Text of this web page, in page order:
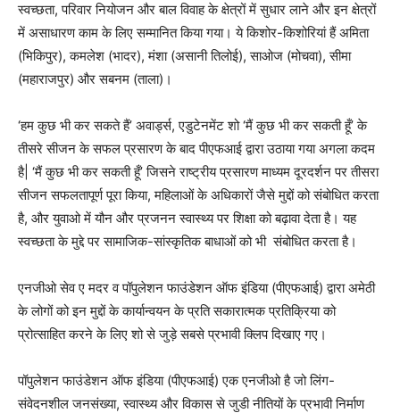
स्वच्छता, परिवार नियोजन और बाल विवाह के क्षेत्रों में सुधार लाने और इन क्षेत्रों
में असाधारण काम के लिए सम्मानित किया गया। ये किशोर-किशोरियां हैं अमिता
(भिकिपुर), कमलेश (भादर), मंशा (असानी तिलोई), साओज (मोचवा), सीमा
(महाराजपुर) और सबनम (ताला)।
‘हम कुछ भी कर सकते हैं’ अवार्ड्स, एडुटेनमेंट शो ‘मैं कुछ भी कर सकती हूँ’ के
तीसरे सीजन के सफल प्रसारण के बाद पीएफआई द्वारा उठाया गया अगला कदम
है| ‘मैं कुछ भी कर सकती हूँ’ जिसने राष्ट्रीय प्रसारण माध्यम दूरदर्शन पर तीसरा
सीजन सफलतापूर्ण पूरा किया, महिलाओं के अधिकारों जैसे मुद्दों को संबोधित करता
है, और युवाओ में यौन और प्रजनन स्वास्थ्य पर शिक्षा को बढ़ावा देता है। यह
स्वच्छता के मुद्दे पर सामाजिक-सांस्कृतिक बाधाओं को भी संबोधित करता है।
एनजीओ सेव ए मदर व पॉपुलेशन फाउंडेशन ऑफ इंडिया (पीएफआई) द्वारा अमेठी
के लोगों को इन मुद्दों के कार्यान्वयन के प्रति सकारात्मक प्रतिक्रिया को
प्रोत्साहित करने के लिए शो से जुड़े सबसे प्रभावी क्लिप दिखाए गए।
पॉपुलेशन फाउंडेशन ऑफ इंडिया (पीएफआई) एक एनजीओ है जो लिंग-
संवेदनशील जनसंख्या, स्वास्थ्य और विकास से जुडी नीतियों के प्रभावी निर्माण